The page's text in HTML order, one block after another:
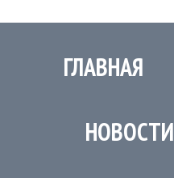
ГЛАВНАЯ
НОВОСТИ